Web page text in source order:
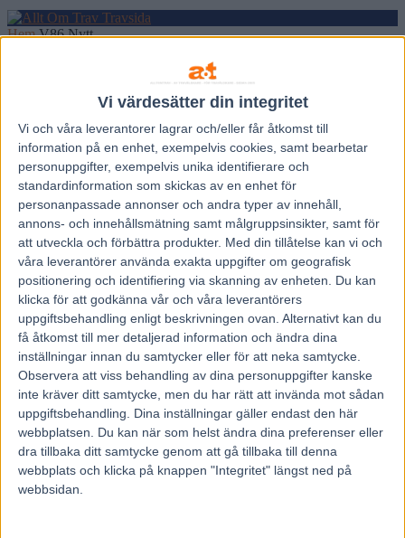
Vi värdesätter din integritet
Vi och våra leverantorer lagrar och/eller får åtkomst till
information på en enhet, exempelvis cookies, samt bearbetar
personuppgifter, exempelvis unika identifierare och
standardinformation som skickas av en enhet för
personanpassade annonser och andra typer av innehåll,
annons- och innehållsmätning samt målgruppsinsikter, samt för
att utveckla och förbättra produkter. Med din tillåtelse kan vi och
våra leverantörer använda exakta uppgifter om geografisk
positionering och identifiering via skanning av enheten. Du kan
klicka för att godkänna vår och våra leverantörers
uppgiftsbehandling enligt beskrivningen ovan. Alternativt kan du
få åtkomst till mer detaljerad information och ändra dina
inställningar innan du samtycker eller för att neka samtycke.
Observera att viss behandling av dina personuppgifter kanske
inte kräver ditt samtycke, men du har rätt att invända mot sådan
uppgiftsbehandling. Dina inställningar gäller endast den här
webbplatsen. Du kan när som helst ändra dina preferenser eller
dra tillbaka ditt samtycke genom att gå tillbaka till denna
webbplats och klicka på knappen "Integritet" längst ned på
webbsidan.
Hem V86 Nytt
Inför V86 (jackpot): Roger har feeling för
obesegrade löftet
7 maj, 2024
310
Två starter. Två lekande lätta segrar.
När det är dags för Margaretas Tidiga Unghästserie spänner Roger
Walmann bågen med löftet S.G. Empress.
– Det är klart att det är tuffare emot den här gången, men jag har
ändå en bra feeling, säger Solvallatränaren.
När Solvalla delar onsdagens jackpotomgång av V86® med norska
Bjerke, står ungdomarna i fokus på nationalarenan.
På programmet är nämligen årets tredje upplaga av Margaretas
Tidiga Unghästserie. De fyra loppen, två vardera för tre- och
fyraåringar, utgör de avdelningar av V86 som avgörs på Solvalla.
Solvallalegendaren Roger Walmann har tränat fram åtskilliga
unghäststjärnor genom åren.
Nu har han ett nytt löfte i vardande.
4 S.G. Empress(V86-6) har förvisso ännu bara hunnit med två
starter, men Readly Express-dottern har båda gångerna vunnit på
fjäderlätta hovar.
– Hon har gjort två fina lopp nu, det är ju såklart fortfarande väldigt